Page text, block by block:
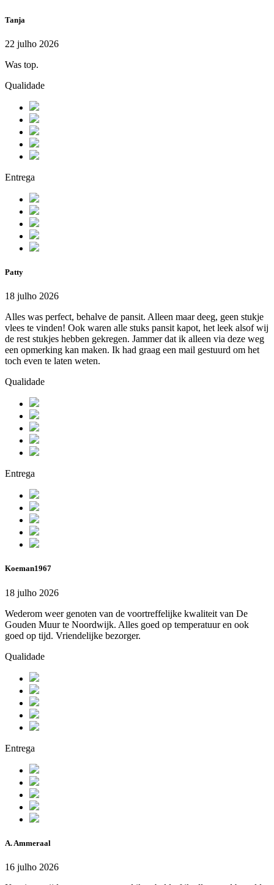
Tanja
22 julho 2026
Was top.
Qualidade
Entrega
Patty
18 julho 2026
Alles was perfect, behalve de pansit. Alleen maar deeg, geen stukje
vlees te vinden! Ook waren alle stuks pansit kapot, het leek alsof wij
de rest stukjes hebben gekregen. Jammer dat ik alleen via deze weg
een opmerking kan maken. Ik had graag een mail gestuurd om het
toch even te laten weten.
Qualidade
Entrega
Koeman1967
18 julho 2026
Wederom weer genoten van de voortreffelijke kwaliteit van De
Gouden Muur te Noordwijk. Alles goed op temperatuur en ook
goed op tijd. Vriendelijke bezorger.
Qualidade
Entrega
A. Ammeraal
16 julho 2026